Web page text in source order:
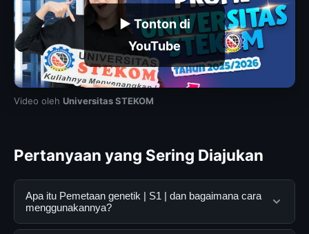
▶ Tonton di
YouTube
Video oleh Universitas STEKOM
Pertanyaan yang Sering Diajukan
Apa itu Pemetaan genetik | S1 | dan bagaimana cara
menggunakannya?